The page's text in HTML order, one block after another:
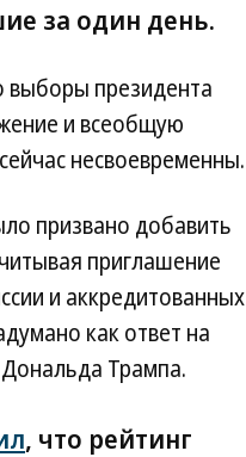
за один день.
выборы президента
и всеобщую
несвоевременны.
призвано добавить
приглашение
и аккредитованных
как ответ на
Трампа.
, что рейтинг